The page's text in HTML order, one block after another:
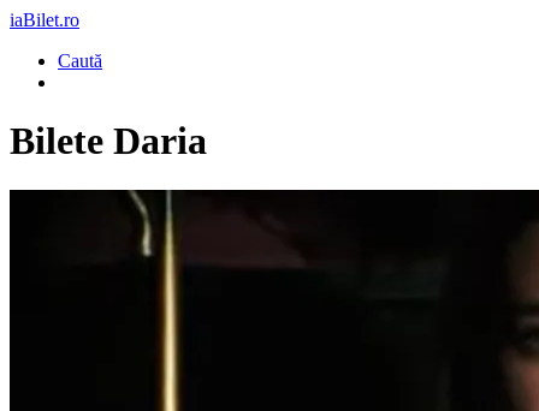
iaBilet.ro
Caută
Bilete Daria